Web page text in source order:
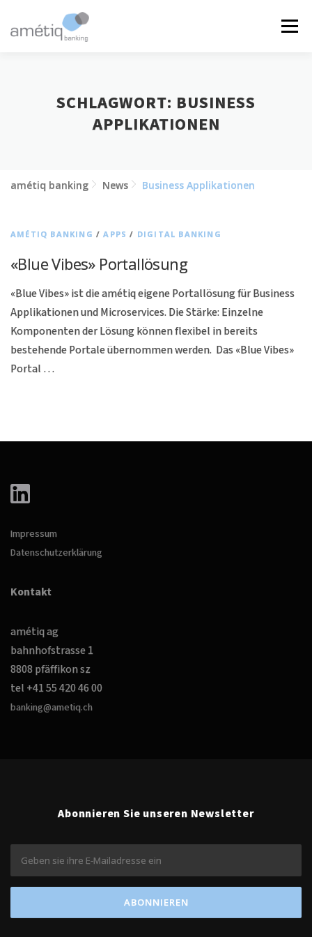
springen
Menü
SCHLAGWORT: BUSINESS
APPLIKATIONEN
amétiq banking News Business Applikationen
AMÉTIQ BANKING /APPS / DIGITAL BANKING
«Blue Vibes» Portallösung
«Blue Vibes» ist die amétiq eigene Portallösung für Business
Applikationen und Microservices. Die Stärke: Einzelne
Komponenten der Lösung können flexibel in bereits
bestehende Portale übernommen werden. Das «Blue Vibes»
Portal …
Impressum
Datenschutzerklärung
Kontakt
amétiq ag
bahnhofstrasse 1
8808 pfäffikon sz
tel +41 55 420 46 00
banking@ametiq.ch
Abonnieren Sie unseren Newsletter